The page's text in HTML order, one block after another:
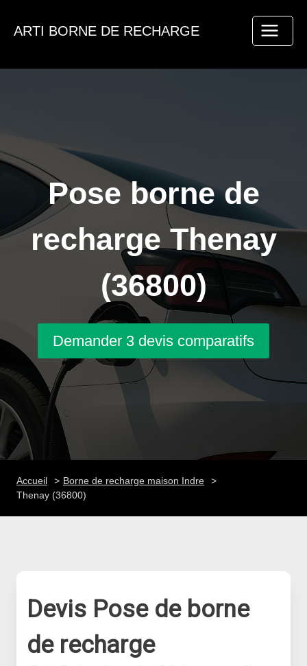
ARTI BORNE DE RECHARGE
Pose borne de
recharge Thenay
(36800)
Demander 3 devis comparatifs
Accueil
Borne de recharge maison Indre
Thenay (36800)
Devis Pose de borne
de recharge